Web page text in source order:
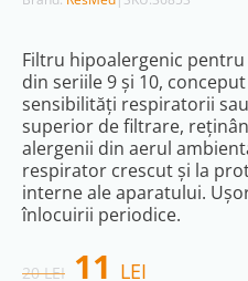
Filtru hipoalergenic pentru
din seriile 9 și 10,
sensibilități respiratorii
superior de filtrare,
alergenii din aerul
respirator crescut și la
interne ale aparatului.
înlocuirii periodice.
20LEI Original
11 LEI